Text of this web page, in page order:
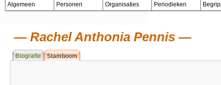
Algemeen Personen Organisaties Periodieken
Rachel Anthonia Pennis
Biografie Stamboom